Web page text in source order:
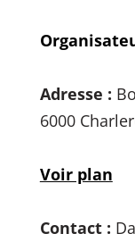
Adresse :
6000
Voir plan
Contact :